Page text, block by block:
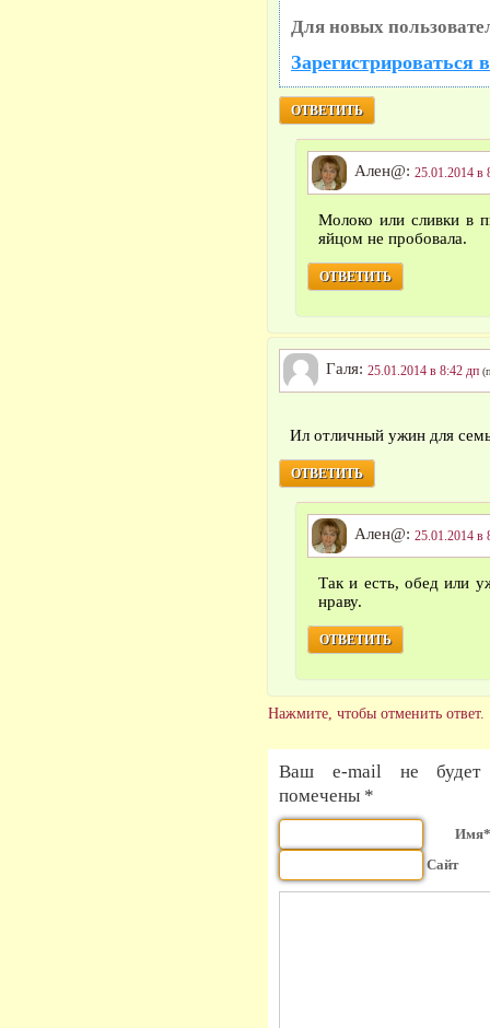
Для новых
Зарегистрироваться
ОТВЕТИТЬ
Ален@: 25.01.2014 в
Молоко или сливки в
яйцом не пробовала.
ОТВЕТИТЬ
Галя: 25.01.2014 в 8:42 дп
Ил отличный ужин для
ОТВЕТИТЬ
Ален@: 25.01.2014 в
Так и есть, обед или
нраву.
ОТВЕТИТЬ
Нажмите, чтобы отменить ответ.
Ваш e-mail не будет
помечены *
Имя*
Сайт